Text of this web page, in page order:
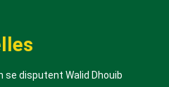
se disputent Walid Dhouib